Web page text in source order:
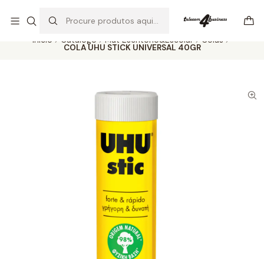
Ler mais
Início Catálogo Mat Escritório&Escolar Colas
COLA UHU STICK UNIVERSAL 40GR